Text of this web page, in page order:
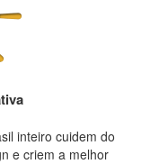
inteiro cuidem do
e criem a melhor